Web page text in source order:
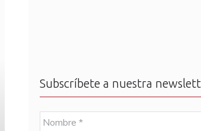
Subscríbete a nuestra
N